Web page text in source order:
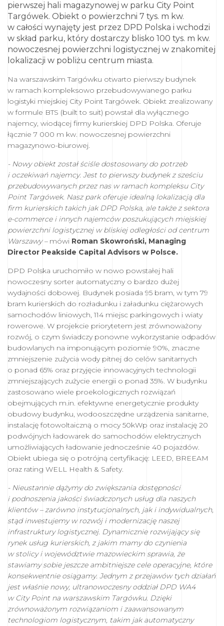
pierwszej hali magazynowej w parku City Point
Targówek. Obiekt o powierzchni 7 tys. m kw.
w całości wynajęty jest przez DPD Polska i wchodzi
w skład parku, który dostarczy blisko 100 tys. m kw.
nowoczesnej powierzchni logistycznej w znakomitej
lokalizacji w pobliżu centrum miasta.
Na warszawskim Targówku otwarto pierwszy budynek
w ramach kompleksowo przebudowywanego parku
logistyki miejskiej City Point Targówek. Obiekt zrealizowany
w formule BTS (built to suit) powstał dla wyłącznego
najemcy, wiodącej firmy kurierskiej DPD Polska. Oferuje
łącznie 7 000 m kw. nowoczesnej powierzchni
magazynowo-biurowej.
- Nowy obiekt został ściśle dostosowany do potrzeb
i oczekiwań najemcy. Jest to pierwszy budynek z sześciu
przebudowywanych przez nas w ramach kompleksu City
Point Targówek. Nasz park oferuje idealną lokalizacją dla
firm kurierskich takich jak DPD Polska, ale także z sektora
e-commerce i innych najemców poszukujących miejskiej
powierzchni logistycznej w bliskiej odległości od centrum
Warszawy – mówi Roman Skowroński, Managing
Director Peakside Capital Advisors w Polsce.
DPD Polska uruchomiło w nowo powstałej hali
nowoczesny sorter automatyczny o bardzo dużej
wydajności dobowej. Budynek posiada 95 bram, w tym 79
bram kurierskich do rozładunku i załadunku ciężarowych
samochodów liniowych, 114 miejsc parkingowych i wiaty
rowerowe. W projekcie priorytetem jest zrównoważony
rozwój, o czym świadczy ponowne wykorzystanie odpadów
budowlanych na imponującym poziomie 90%, znaczne
zmniejszenie zużycia wody pitnej do celów sanitarnych
o ponad 65% oraz przyjęcie innowacyjnych technologii
zmniejszających zużycie energii o ponad 35%. W budynku
zastosowano wiele proekologicznych rozwiązań
obejmujących m.in. efektywne energetycznie produkty
obudowy budynku, wodooszczędne urządzenia sanitarne,
instalację fotowoltaiczną o mocy 50kWp oraz instalację 20
podwójnych ładowarek do samochodów elektrycznych
umożliwiających ładowanie jednocześnie 40 pojazdów.
Obiekt ubiega się o potrójną certyfikację: LEED, BREEAM
oraz rating WELL Health & Safety.
- Nieustannie dążymy do zwiększania dostępności
i podnoszenia jakości świadczonych usług dla naszych
klientów – zarówno instytucjonalnych, jak i indywidualnych,
stąd inwestujemy w rozwój i modernizację naszej
infrastruktury logistycznej. Dynamicznie rozwijający się
rynek usług kurierskich, z jakim mamy do czynienia
w stolicy i województwie mazowieckim sprawia, że
stawiamy sobie jeszcze ambitniejsze cele operacyjne, które
konsekwentnie osiągamy. Jednym z przejawów tych działań
jest właśnie nowy, ultranowoczesny oddział DPD WA4
w City Point na warszawskim Targówku. Dzięki
zrównoważonym rozwiązaniom i zaawansowanym
technologiom logistycznym, takim jak automatyczny